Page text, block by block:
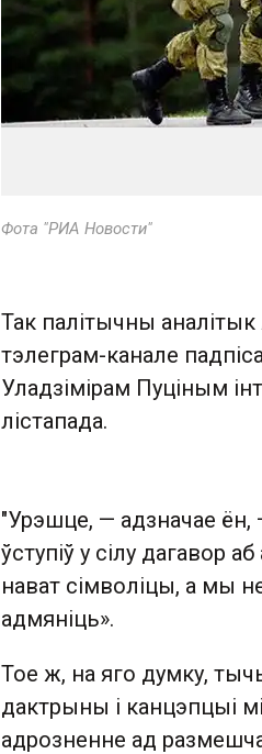
Фота "РИА Новости"
Так палітычны
тэлеграм-канале
Уладзімірам Пуціным
лістапада.
"Урэшце, — адзначае ён,
ўступіў у сілу дагавор
нават сімволіцы, а мы
адмяніць».
Тое ж, на яго думку,
дактрыны і канцэпцыі
адрозненне ад